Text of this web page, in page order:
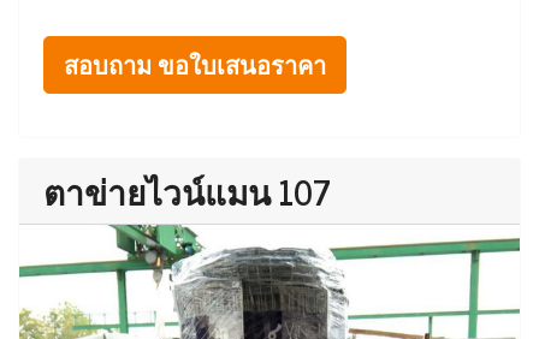
สอบถาม ขอใบเสนอราคา
ตาข่ายไวน์แมน 107